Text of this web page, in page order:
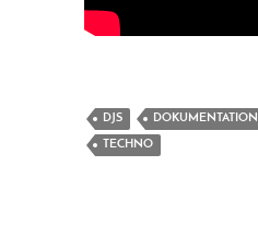
DJS DOKUMENTATION
TECHNO